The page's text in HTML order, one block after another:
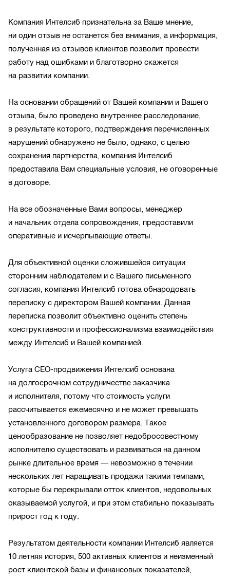
Компания Интелсиб признательна за Ваше мнение,
ни один отзыв не останется без внимания, а информация,
полученная из отзывов клиентов позволит провести
работу над ошибками и благотворно скажется
на развитии компании.
На основании обращений от Вашей компании и Вашего
отзыва, было проведено внутреннее расследование,
в результате которого, подтверждения перечисленных
нарушений обнаружено не было, однако, с целью
сохранения партнерства, компания Интелсиб
предоставила Вам специальные условия, не оговоренные
в договоре.
На все обозначенные Вами вопросы, менеджер
и начальник отдела сопровождения, предоставили
оперативные и исчерпывающие ответы.
Для объективной оценки сложившейся ситуации
сторонним наблюдателем и с Вашего письменного
согласия, компания Интелсиб готова обнародовать
переписку с директором Вашей компании. Данная
переписка позволит объективно оценить степень
конструктивности и профессионализма взаимодействия
между Интелсиб и Вашей компанией.
Услуга СЕО-продвижения Интелсиб основана
на долгосрочном сотрудничестве заказчика
и исполнителя, потому что стоимость услуги
рассчитывается ежемесячно и не может превышать
установленного договором размера. Такое
ценообразование не позволяет недобросовестному
исполнителю существовать и развиваться на данном
рынке длительное время — невозможно в течении
нескольких лет наращивать продажи такими темпами,
которые бы перекрывали отток клиентов, недовольных
оказываемой услугой, и при этом стабильно показывать
прирост год к году.
Результатом деятельности компании Интелсиб является
10 летняя история, 500 активных клиентов и неизменный
рост клиентской базы и финансовых показателей,